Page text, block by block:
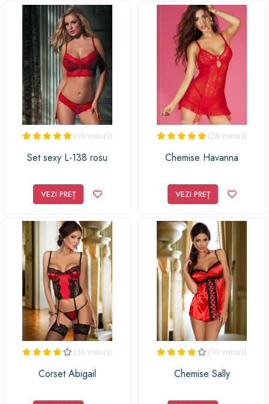
(59 voturi)
Set sexy L-138 rosu
VEZI PREȚ
(28 voturi)
Chemise Havanna
VEZI PREȚ
(36 voturi)
Corset Abigail
(70 voturi)
Chemise Sally